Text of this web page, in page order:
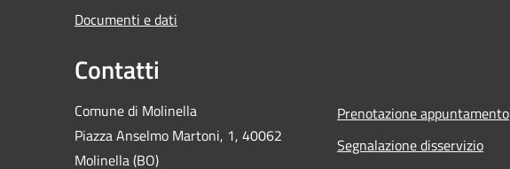
Documenti e dati
Contatti
Comune di Molinella
Piazza Anselmo Martoni, 1, 40062
Molinella (BO)
Prenotazione appuntamento
Segnalazione disservizio